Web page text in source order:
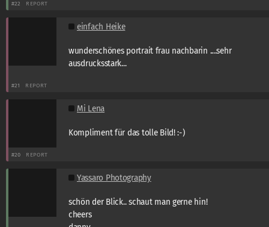
#22 REPORT
einfach Heike
wunderschönes portrait frau nachbarin ....sehr
ausdrucksstark...
#21 REPORT
Mi Lena
Kompliment für das tolle Bild! :-)
#20 REPORT
Yassaro Photography
schön der Blick.. schaut man gerne hin!
cheers